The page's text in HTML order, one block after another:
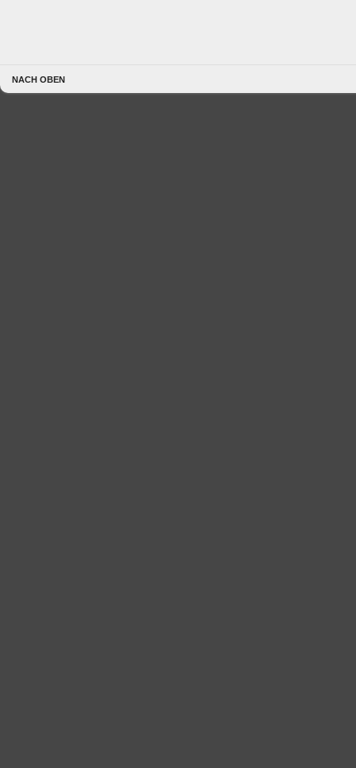
NACH OBEN